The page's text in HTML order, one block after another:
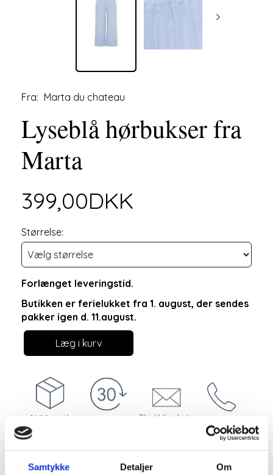
Samtykke Detaljer Om
Fra: Marta du chateau
Lyseblå hørbukser fra
Marta
399,00DKK
Størrelse:
Forlænget leveringstid.
Butikken er ferielukket fra 1. august, der sendes
pakker igen d. 11.august.
Læg i kurv